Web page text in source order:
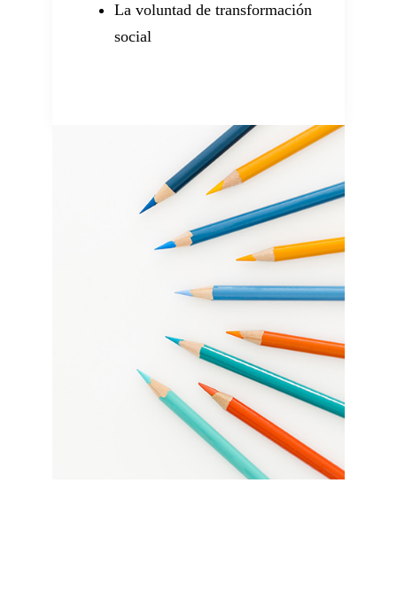
La voluntad de transformación
social